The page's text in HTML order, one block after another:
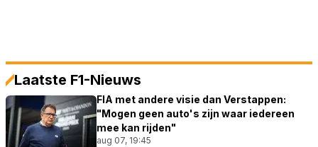
Laatste F1-Nieuws
FIA met andere visie dan Verstappen:
"Mogen geen auto's zijn waar iedereen
mee kan rijden"
aug 07, 19:45